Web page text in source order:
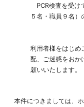
PCR検査を受け
５名・職員９名）
利用者様をはじめ
配、ご迷惑をおか
願いいたします。
本件につきましては、ホ